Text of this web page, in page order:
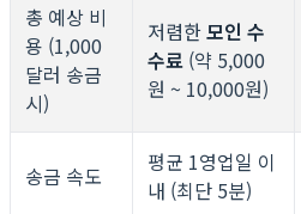
총 예상 비
용 (1,000
달러 송금
시)
저렴한모인 수
수료 (약 5,000
원 ~ 10,000원)
송금 속도
평균 1영업일 이
내 (최단 5분)